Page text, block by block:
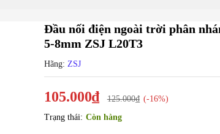
Đầu nối điện ngoài trời phân
5-8mm ZSJ L20T3
Hãng: ZSJ
105.000₫ 125.000₫ (-16%)
Trạng thái: Còn hàng